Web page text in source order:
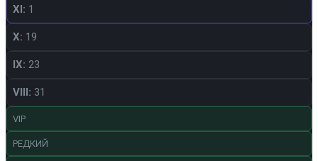
XI: 1
X: 19
IX: 23
VIII: 31
VIP
РЕДКИЙ